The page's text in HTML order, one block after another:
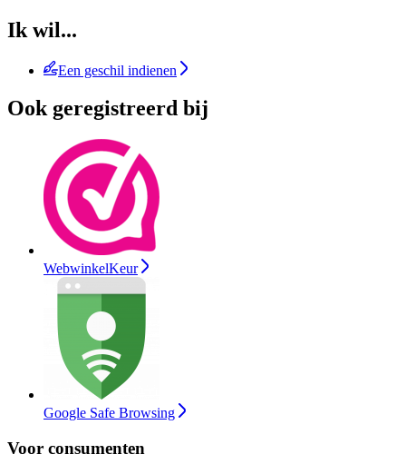
Ik wil...
Een geschil indienen
Ook geregistreerd bij
WebwinkelKeur
Google Safe Browsing
Voor consumenten